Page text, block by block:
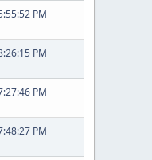
PM
PM
PM
PM